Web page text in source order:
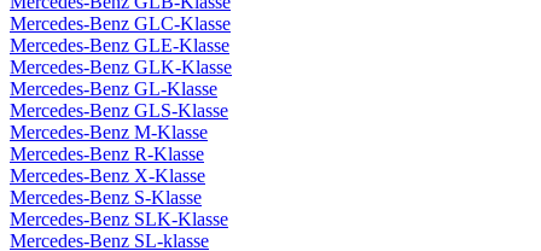
Mercedes-Benz GLC-Klasse
Mercedes-Benz GLE-Klasse
Mercedes-Benz GLK-Klasse
Mercedes-Benz GL-Klasse
Mercedes-Benz GLS-Klasse
Mercedes-Benz M-Klasse
Mercedes-Benz R-Klasse
Mercedes-Benz X-Klasse
Mercedes-Benz S-Klasse
Mercedes-Benz SLK-Klasse
Mercedes-Benz SL-klasse